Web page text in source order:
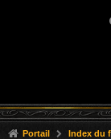
Portail Index du